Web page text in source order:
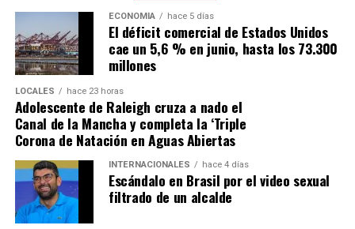
ECONOMÍA hace 5 días
El déficit comercial de Estados Unidos
cae un 5,6 % en junio, hasta los 73.300
millones
LOCALES hace 23 horas
Adolescente de Raleigh cruza a nado el
Canal de la Mancha y completa la ‘Triple
Corona de Natación en Aguas Abiertas
INTERNACIONALES hace 4 días
Escándalo en Brasil por el video sexual
filtrado de un alcalde